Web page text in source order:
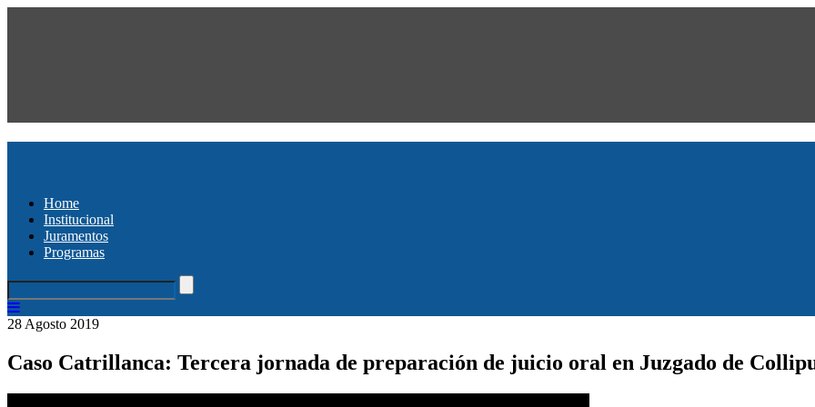
Home
Institucional
Juramentos
Programas
28 Agosto 2019
Caso Catrillanca: Tercera jornada de preparación de juicio oral en Juzgado de